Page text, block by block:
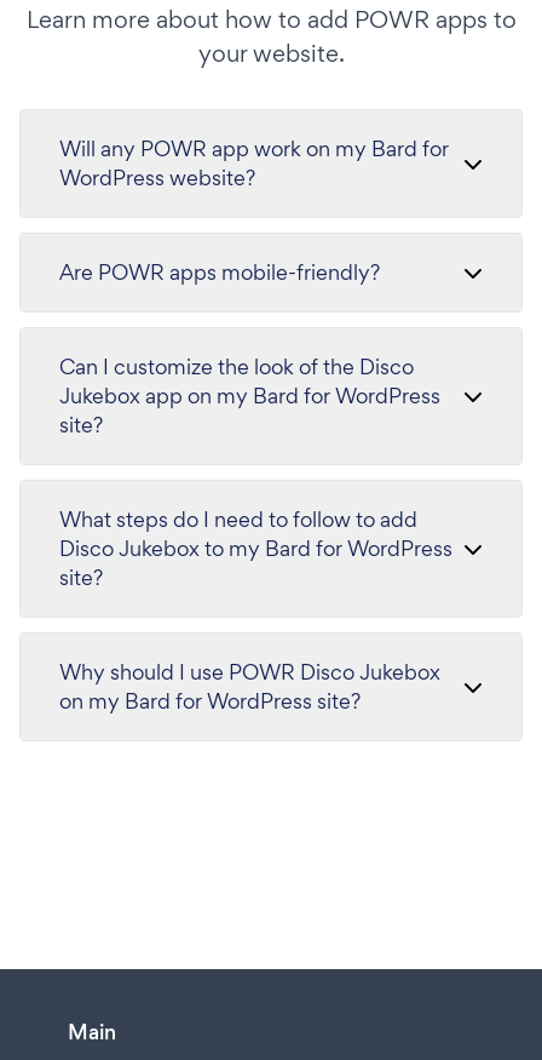
Learn more about how to add POWR apps to
your website.
Will any POWR app work on my Bard for
WordPress website?
Are POWR apps mobile-friendly?
Can I customize the look of the Disco
Jukebox app on my Bard for WordPress
site?
What steps do I need to follow to add
Disco Jukebox to my Bard for WordPress
site?
Why should I use POWR Disco Jukebox
on my Bard for WordPress site?
Main